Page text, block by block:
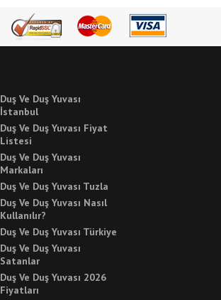
Duş Ve Duş Yuvası
İstanbul
Duş Ve Duş Yuvası Fiyat
Listesi
Duş Ve Duş Yuvası
Markaları
Duş Ve Duş Yuvası Tuzla
Duş Ve Duş Yuvası Nasıl
Kullanılır?
Duş Ve Duş Yuvası Türkiye
Duş Ve Duş Yuvası
Satanlar
Duş Ve Duş Yuvası 2026
Fiyatları